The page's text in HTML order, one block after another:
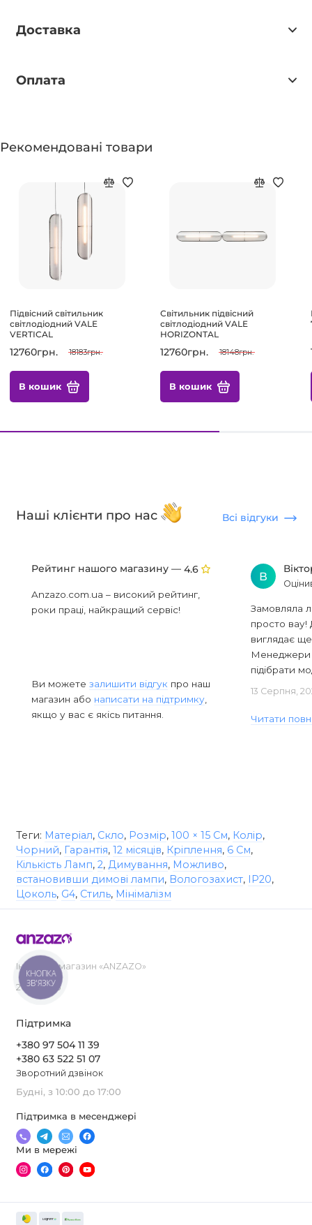
Доставка
Оплата
Рекомендовані товари
Підвісний світильник
світлодіодний VALE
VERTICAL
12760грн. 18183грн.
В кошик
Світильник підвісний
світлодіодний VALE
HORIZONTAL
12760грн. 18148грн.
В кошик
Наші клієнти про нас Всі відгуки
Рейтинг нашого магазину — 4.6
Anzazo.com.ua – високий рейтинг,
роки праці, найкращий сервіс!
Ви можете залишити відгук про наш
магазин або написати на підтримку
якщо у вас є якісь питання.
В
Замовляла
просто вау!
виглядає
Менеджери
підібрати
13 Серпня,
Читати
Теги: Матеріал, Скло, Розмір, 100 × 15 См, Колір,
Чорний, Гарантія, 12 місяців, Кріплення, 6 См,
Кількість Ламп, 2, Димування, Можливо,
встановивши димові лампи, Вологозахист, IP20,
Цоколь, G4, Стиль, Мінімалізм
Інтернет-магазин «ANZAZO»
2019-2026
Підтримка
+380 97 504 11 39
+380 63 522 51 07
Зворотний дзвінок
Будні, з 10:00 до 17:00
Підтримка в месенджері
Ми в мережі
КНОПКА
ЗВ'ЯЗКУ